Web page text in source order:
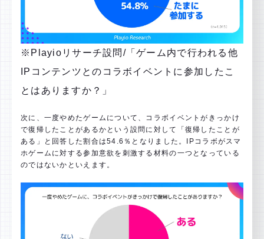
※Playioリサーチ設問/「ゲーム内で行われる他
IPコンテンツとのコラボイベントに参加したこ
とはありますか？」
次に、一度やめたゲームについて、コラボイベントがきっかけ
で復帰したことがあるかという設問に対して「復帰したことが
ある」と回答した割合は54.6％となりました。IPコラボがスマ
ホゲームに対する参加意欲を刺激する材料の一つとなっている
のではないかといえます。